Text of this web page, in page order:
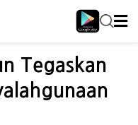
Tegaskan